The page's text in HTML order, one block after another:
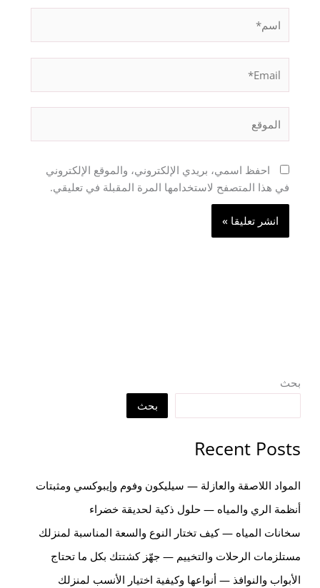
احفظ اسمي، بريدي الإلكتروني، والموقع الإلكتروني
في هذا المتصفح لاستخدامها المرة المقبلة في تعليقي.
بحث
بحث
Recent Posts
المواد اللاصقة والعازلة — سيليكون وفوم وإيبوكسي ومثبتات
أنظمة الري والمياه — حلول ذكية لحديقة خضراء
سخانات المياه — كيف تختار النوع والسعة المناسبة لمنزلك
مستلزمات الرحلات والتخييم — جهّز كشتتك بكل ما تحتاج
الأبواب والنوافذ — أنواعها وكيفية اختيار الأنسب لمنزلك